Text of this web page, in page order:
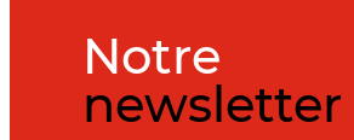
Notre
newsletter